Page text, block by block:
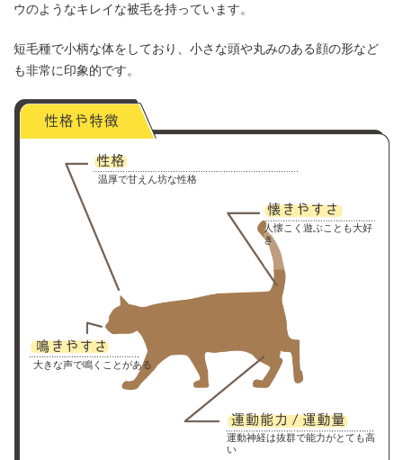
ウのようなキレイな被毛を持っています。
短毛種で小柄な体をしており、小さな頭や丸みのある顔の形など
も非常に印象的です。
温厚で甘えん坊な性格
人懐こく遊ぶことも大好
き
大きな声で鳴くことがある
運動神経は抜群で能力がとても高
い